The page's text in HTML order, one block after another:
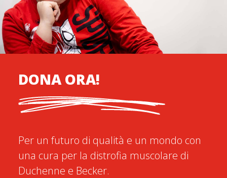
DONA ORA!
Per un futuro di qualità e un mondo con
una cura per la distrofia muscolare di
Duchenne e Becker.